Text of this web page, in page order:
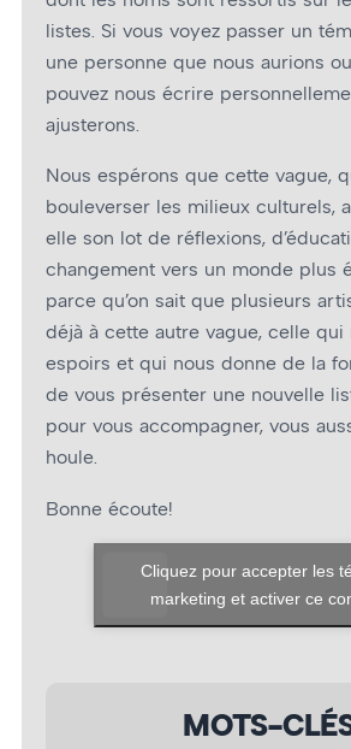
listes. Si vous voyez passer un
une personne que nous aurions
pouvez nous écrire
ajusterons.
Nous espérons que cette vague,
bouleverser les milieux culturels,
elle son lot de réflexions,
changement vers un monde plus
parce qu’on sait que plusieurs
déjà à cette autre vague, celle qui
espoirs et qui nous donne de la
de vous présenter une nouvelle
pour vous accompagner, vous
houle.
Bonne écoute!
Cliquez pour accepter les
marketing et activer ce
MOTS-